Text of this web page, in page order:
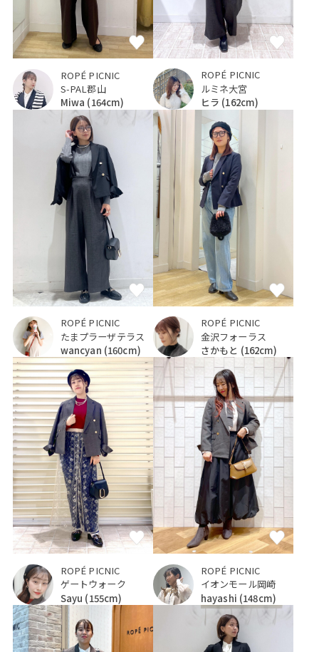
ROPÉ PICNIC
S-PAL郡山
Miwa (164cm)
ROPÉ PICNIC
ルミネ大宮
ヒラ (162cm)
ROPÉ PICNIC
たまプラーザテラス
wancyan (160cm)
ROPÉ PICNIC
金沢フォーラス
さかもと (162cm)
ROPÉ PICNIC
ゲートウォーク
Sayu (155cm)
ROPÉ PICNIC
イオンモール岡崎
hayashi (148cm)